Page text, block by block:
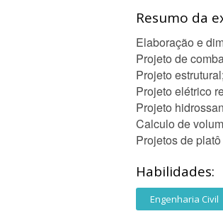
Resumo da
Elaboração e
Projeto de
Projeto estrutural;
Projeto elétrico
Projeto
Calculo de
Projetos de
Habilidades:
Engenharia Civil